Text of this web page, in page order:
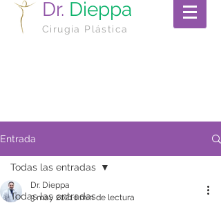
Dr. Dieppa
Cirugía Plástica
Entrada
Todas las entradas
Todas las entradas
Dr. Dieppa
3 may 20211 min de lectura